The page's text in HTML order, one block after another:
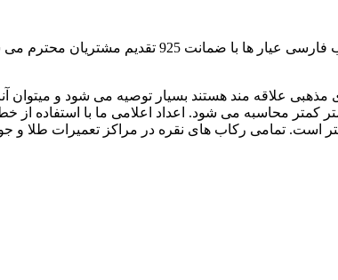
است. در رکاب فارسی عیار ها با ضمانت 925
علاقه مند هستند بسیار توصیه می شود و میتوان
نصف یک میلیمتر کمتر محاسبه می شود. اعداد اعلامی ما با